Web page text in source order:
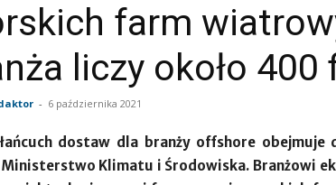
farm
liczy około 400
- 6 października 2021
dostaw dla branży offshore
Klimatu i Środowiska. Branżowi